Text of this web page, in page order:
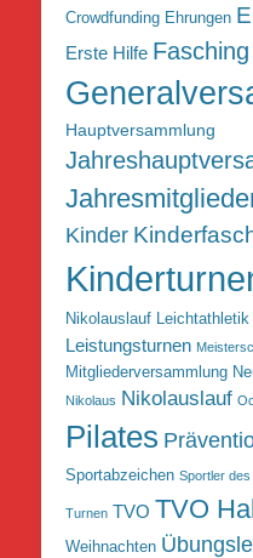
Crowdfunding Ehrungen
Erste Hilfe Fasching
Hauptversammlung
Kinder
Nikolauslauf Leichtathletik
Leistungsturnen
Mitgliederversammlung
Nikolaus Nikolauslauf
Pilates
Sportabzeichen Sportler
Turnen TVO TVO
Weihnachten